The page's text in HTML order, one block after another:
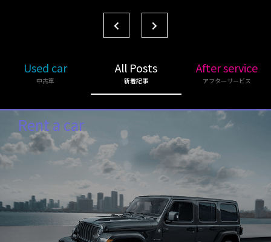
Used car
中古車
All Posts
新着記事
After service
アフターサービス
Rent a car